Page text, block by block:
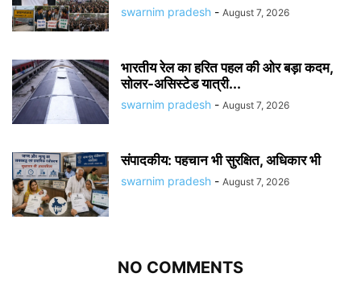
swarnim pradesh - August 7, 2026
भारतीय रेल का हरित पहल की ओर बड़ा कदम,
सोलर-असिस्टेड यात्री...
swarnim pradesh - August 7, 2026
संपादकीय: पहचान भी सुरक्षित, अधिकार भी
swarnim pradesh - August 7, 2026
NO COMMENTS